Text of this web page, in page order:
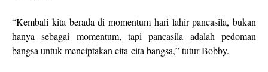
“Kembali kita berada di momentum hari lahir pancasila, bukan
hanya sebagai momentum, tapi pancasila adalah pedoman
bangsa untuk menciptakan cita-cita bangsa,” tutur Bobby.